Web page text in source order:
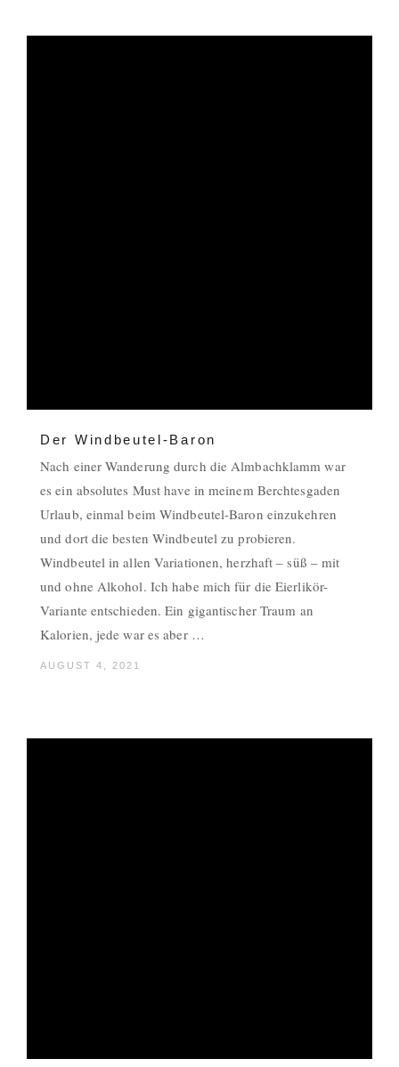
Der Windbeutel-Baron
Nach einer Wanderung durch die Almbachklamm war
es ein absolutes Must have in meinem Berchtesgaden
Urlaub, einmal beim Windbeutel-Baron einzukehren
und dort die besten Windbeutel zu probieren.
Windbeutel in allen Variationen, herzhaft – süß – mit
und ohne Alkohol. Ich habe mich für die Eierlikör-
Variante entschieden. Ein gigantischer Traum an
Kalorien, jede war es aber …
AUGUST 4, 2021